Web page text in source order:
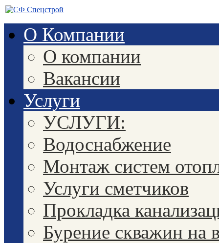
О Компании
О компании
Вакансии
Услуги
УСЛУГИ:
Водоснабжение
Монтаж систем
Услуги сметчиков
Прокладка
Бурение скважин на